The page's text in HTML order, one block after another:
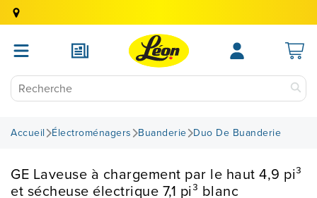
Accueil Électroménagers Buanderie Duo De Buanderie
GE Laveuse à chargement par le haut 4,9 pi³
et sécheuse électrique 7,1 pi³ blanc